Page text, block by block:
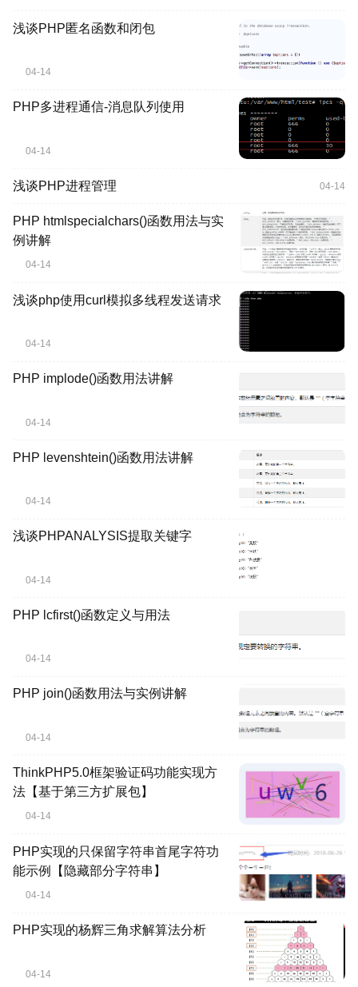
浅谈PHP匿名函数和闭包
04-14
PHP多进程通信-消息队列使用
04-14
浅谈PHP进程管理 04-14
PHP htmlspecialchars()函数用法与实
例讲解
04-14
浅谈php使用curl模拟多线程发送请求
04-14
PHP implode()函数用法讲解
04-14
PHP levenshtein()函数用法讲解
04-14
浅谈PHPANALYSIS提取关键字
04-14
PHP lcfirst()函数定义与用法
04-14
PHP join()函数用法与实例讲解
04-14
ThinkPHP5.0框架验证码功能实现方
法【基于第三方扩展包】
04-14
PHP实现的只保留字符串首尾字符功
能示例【隐藏部分字符串】
04-14
PHP实现的杨辉三角求解算法分析
04-14